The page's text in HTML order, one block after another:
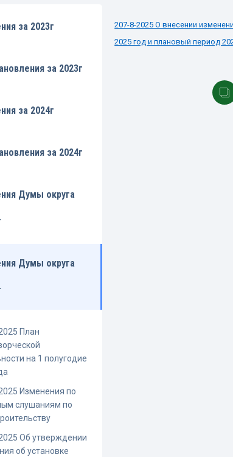
за 2023г
за 2023г
за 2024г
за 2024г
Думы округа
Думы округа
План
на 1 полугодие
Изменения по
слушаниям по
Об утверждении
об установке
207-8-2025 О внесении
2025 год и плановый период